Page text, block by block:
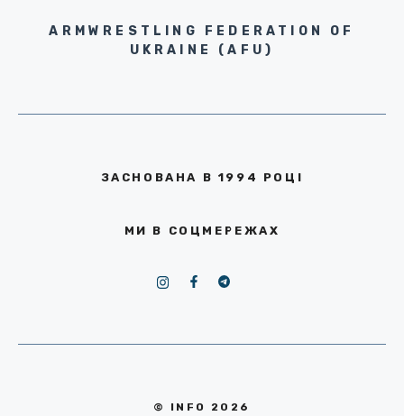
ARMWRESTLING FEDERATION OF
UKRAINE (AFU)
ЗАСНОВАНА В 1994 РОЦІ
МИ В СОЦМЕРЕЖАХ
© INFO 2026